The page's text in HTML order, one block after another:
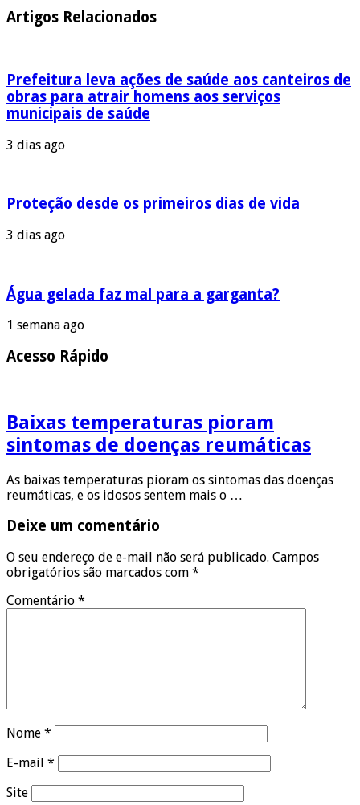
Artigos Relacionados
Prefeitura leva ações de saúde aos canteiros de
obras para atrair homens aos serviços
municipais de saúde
3 dias ago
Proteção desde os primeiros dias de vida
3 dias ago
Água gelada faz mal para a garganta?
1 semana ago
Acesso Rápido
Baixas temperaturas pioram
sintomas de doenças reumáticas
As baixas temperaturas pioram os sintomas das doenças
reumáticas, e os idosos sentem mais o …
Deixe um comentário
O seu endereço de e-mail não será publicado. Campos
obrigatórios são marcados com *
Comentário *
Nome *
E-mail *
Site